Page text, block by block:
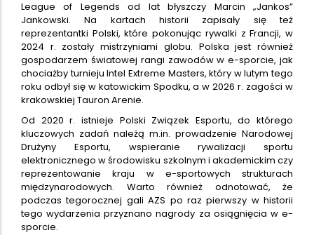
League of Legends od lat błyszczy Marcin „Jankos”
Jankowski. Na kartach historii zapisały się też
reprezentantki Polski, które pokonując rywalki z Francji, w
2024 r. zostały mistrzyniami globu. Polska jest również
gospodarzem światowej rangi zawodów w e-sporcie, jak
chociażby turnieju Intel Extreme Masters, który w lutym tego
roku odbył się w katowickim Spodku, a w 2026 r. zagości w
krakowskiej Tauron Arenie.
Od 2020 r. istnieje Polski Związek Esportu, do którego
kluczowych zadań należą m.in. prowadzenie Narodowej
Drużyny Esportu, wspieranie rywalizacji sportu
elektronicznego w środowisku szkolnym i akademickim czy
reprezentowanie kraju w e-sportowych strukturach
międzynarodowych. Warto również odnotować, że
podczas tegorocznej gali AZS po raz pierwszy w historii
tego wydarzenia przyznano nagrody za osiągnięcia w e-
sporcie.